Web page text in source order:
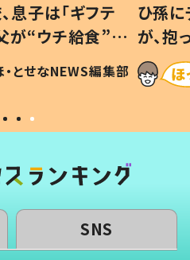
息子は「ギフテ
が“ウチ給食”を
とは #令和の親
・とせなNEWS編集部
ひ孫
が、
「涙が
い」
SNS